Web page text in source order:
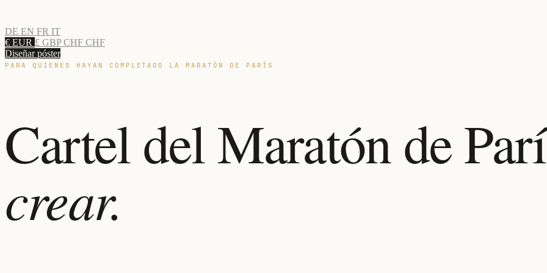
DE EN FR IT
€ EUR £ GBPCHF CHF
Diseñar póster
PARA QUIENES HAYAN COMPLETADO LA MARATÓN DE PARÍS
Cartel del Maratón de
crear.